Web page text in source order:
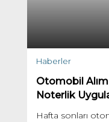
Haberler
Otomobil
Noterlik
Hafta sonları